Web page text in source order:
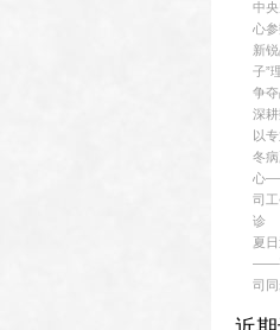
中
心
新
子”
争
深
以
冬
心
司
诊
夏
——
司